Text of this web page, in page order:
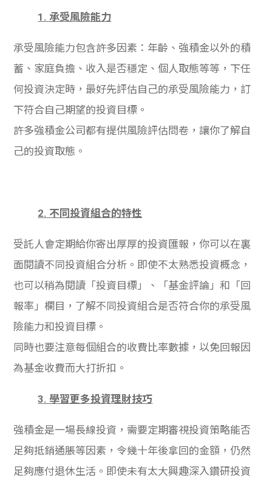
1. 承受風險能力
承受風險能力包含許多因素：年齡、強積金以外的積
蓄、家庭負擔、收入是否穩定、個人取態等等，下任
何投資決定時，最好先評估自己的承受風險能力，訂
下符合自己期望的投資目標。
許多強積金公司都有提供風險評估問卷，讓你了解自
己的投資取態。
2. 不同投資組合的特性
受託人會定期給你寄出厚厚的投資匯報，你可以在裏
面閱讀不同投資組合分析。即使不太熟悉投資概念，
也可以稍為閱讀「投資目標」、「基金評論」和「回
報率」欄目，了解不同投資組合是否符合你的承受風
險能力和投資目標。
同時也要注意每個組合的收費比率數據，以免回報因
為基金收費而大打折扣。
3. 學習更多投資理財技巧
強積金是一場長線投資，需要定期審視投資策略能否
足夠抵銷通脹等因素，令幾十年後拿回的金額，仍然
足夠應付退休生活。即使未有太大興趣深入鑽研投資